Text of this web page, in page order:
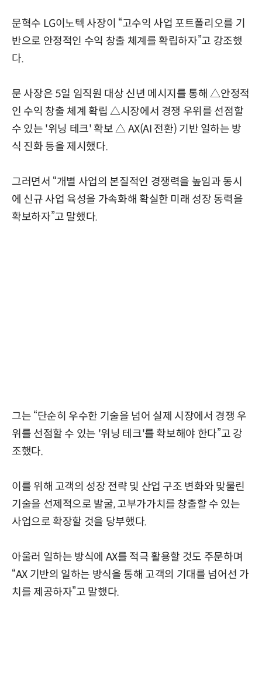
문혁수 LG이노텍 사장이 “고수익 사업 포트폴리오를 기
반으로 안정적인 수익 창출 체계를 확립하자”고 강조했
다.
문 사장은 5일 임직원 대상 신년 메시지를 통해 △안정적
인 수익 창출 체계 확립 △시장에서 경쟁 우위를 선점할
수 있는 '위닝 테크' 확보 △ AX(AI 전환) 기반 일하는 방
식 진화 등을 제시했다.
그러면서 “개별 사업의 본질적인 경쟁력을 높임과 동시
에 신규 사업 육성을 가속화해 확실한 미래 성장 동력을
확보하자”고 말했다.
그는 “단순히 우수한 기술을 넘어 실제 시장에서 경쟁 우
위를 선점할 수 있는 '위닝 테크'를 확보해야 한다”고 강
조했다.
이를 위해 고객의 성장 전략 및 산업 구조 변화와 맞물린
기술을 선제적으로 발굴, 고부가가치를 창출할 수 있는
사업으로 확장할 것을 당부했다.
아울러 일하는 방식에 AX를 적극 활용할 것도 주문하며
“AX 기반의 일하는 방식을 통해 고객의 기대를 넘어선 가
치를 제공하자”고 말했다.